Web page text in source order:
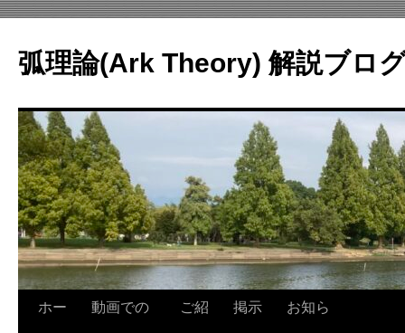
テ
ン
へ
ス
キ
ッ
プ
弧理論(Ark Theory) 解説ブロ
ホー 動画での ご紹 掲示 お知ら